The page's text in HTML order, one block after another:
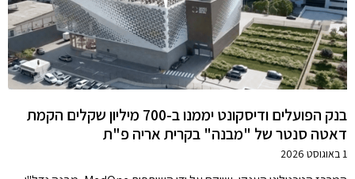
בנק הפועלים ודיסקונט יממנו ב-700 מיליון שקלים הקמת
דאטה סנטר של "מבנה" בקרית אריה פ"ת
1 באוגוסט 2026